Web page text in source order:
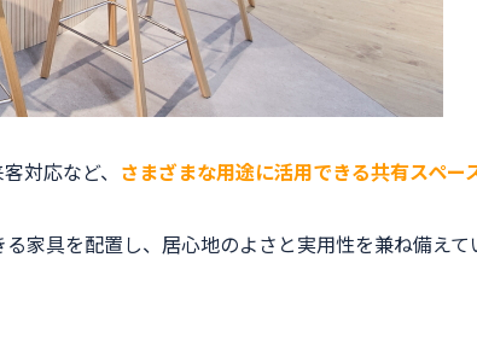
対応など、 さまざまな用途に活用できる共有スペー
具を配置し、居心地のよさと実用性を兼ね備えて